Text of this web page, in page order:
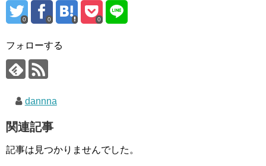
0 0 0
フォローする
dannna
関連記事
記事は見つかりませんでした。